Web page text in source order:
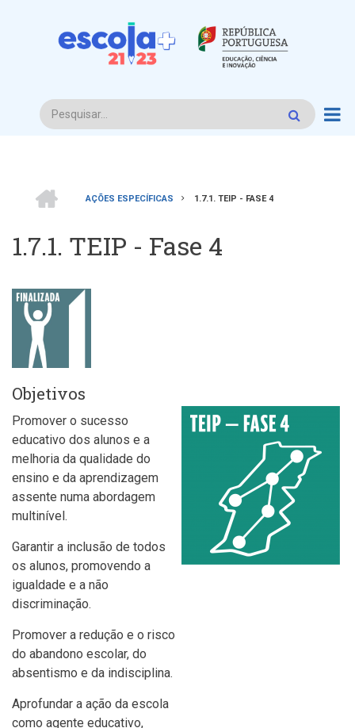
Procurar
estrutural
AÇÕES ESPECÍFICAS
1.7.1. TEIP - FASE 4
1.7.1. TEIP - Fase 4
Objetivos
Promover o sucesso
educativo dos alunos e a
melhoria da qualidade do
ensino e da aprendizagem
assente numa abordagem
multinível.
Garantir a inclusão de todos
os alunos, promovendo a
igualdade e a não
discriminação.
Promover a redução e o risco
do abandono escolar, do
absentismo e da indisciplina.
Aprofundar a ação da escola
como agente educativo,